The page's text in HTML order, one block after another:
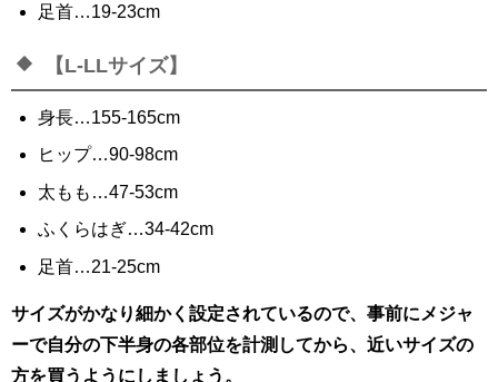
足首…19-23cm
【L-LLサイズ】
身長…155-165cm
ヒップ…90-98cm
太もも…47-53cm
ふくらはぎ…34-42cm
足首…21-25cm
サイズがかなり細かく設定されているので、事前にメジャ
ーで自分の下半身の各部位を計測してから、近いサイズの
方を買うようにしましょう。